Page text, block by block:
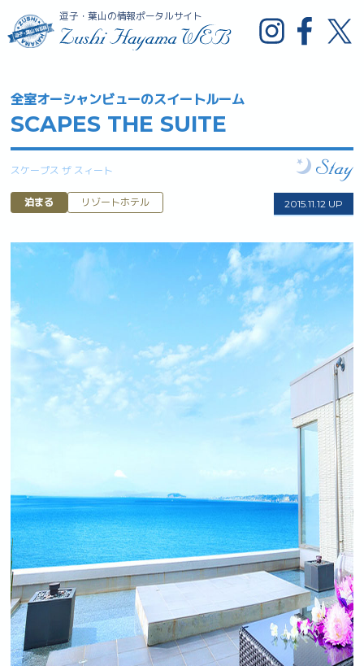
逗子・葉山の情報ポータルサイト
全室オーシャンビューのスイートルーム
SCAPES THE SUITE
スケープス ザ スィート
泊まる リゾートホテル 2015.11.12 UP